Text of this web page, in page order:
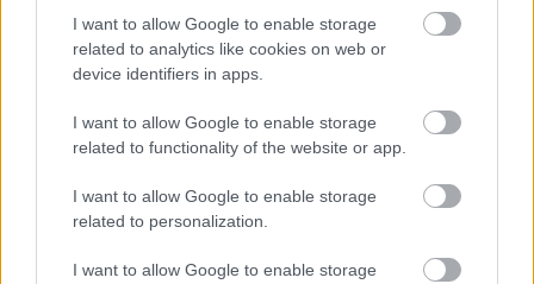
I want to allow Google to enable storage
related to analytics like cookies on web or
device identifiers in apps.
I want to allow Google to enable storage
related to functionality of the website or app.
I want to allow Google to enable storage
related to personalization.
I want to allow Google to enable storage
7 agentii de turism iti spun
de Alexandra Irimiea